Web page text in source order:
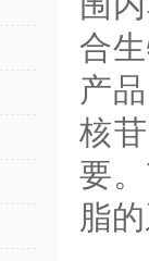
合
产
核
要
脂